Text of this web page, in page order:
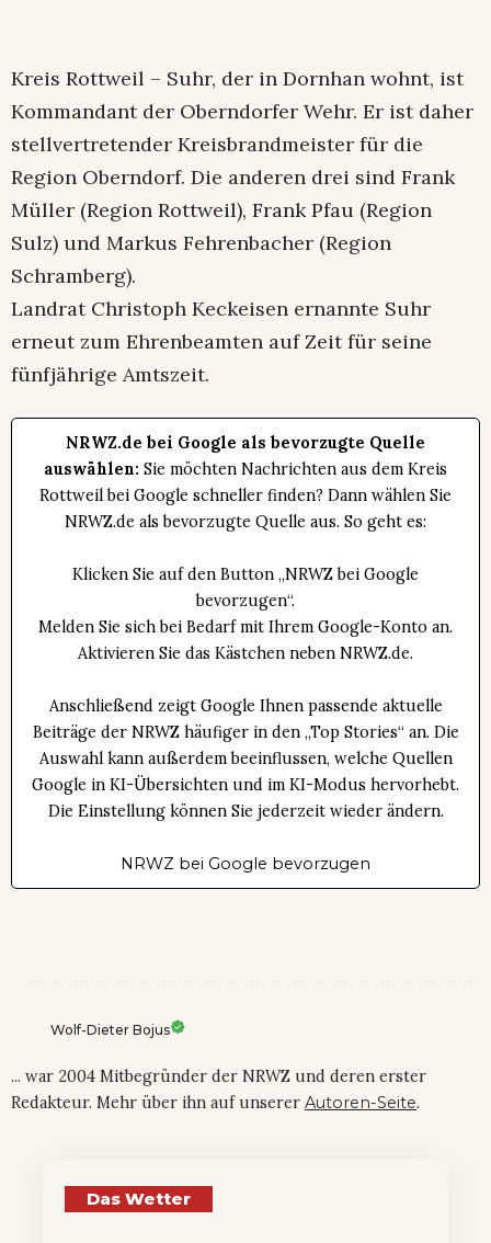
Kreis Rottweil – Suhr, der in Dornhan wohnt, ist
Kommandant der Oberndorfer Wehr. Er ist daher
stellvertretender Kreisbrandmeister für die
Region Oberndorf. Die anderen drei sind Frank
Müller (Region Rottweil), Frank Pfau (Region
Sulz) und Markus Fehrenbacher (Region
Schramberg).
Landrat Christoph Keckeisen ernannte Suhr
erneut zum Ehrenbeamten auf Zeit für seine
fünfjährige Amtszeit.
NRWZ.de bei Google als bevorzugte Quelle
auswählen: Sie möchten Nachrichten aus dem Kreis
Rottweil bei Google schneller finden? Dann wählen Sie
NRWZ.de als bevorzugte Quelle aus. So geht es:
Klicken Sie auf den Button „NRWZ bei Google
bevorzugen“.
Melden Sie sich bei Bedarf mit Ihrem Google-Konto an.
Aktivieren Sie das Kästchen neben NRWZ.de.
Anschließend zeigt Google Ihnen passende aktuelle
Beiträge der NRWZ häufiger in den „Top Stories“ an. Die
Auswahl kann außerdem beeinflussen, welche Quellen
Google in KI-Übersichten und im KI-Modus hervorhebt.
Die Einstellung können Sie jederzeit wieder ändern.
NRWZ bei Google bevorzugen
Wolf-Dieter Bojus
... war 2004 Mitbegründer der NRWZ und deren erster
Redakteur. Mehr über ihn auf unserer Autoren-Seite.
Das Wetter